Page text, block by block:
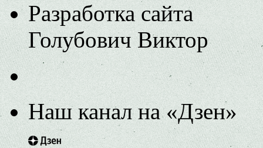
Разработка сайта
Голубович Виктор
Наш канал на «Дзен»